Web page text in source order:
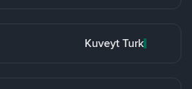
Kuveyt Turk